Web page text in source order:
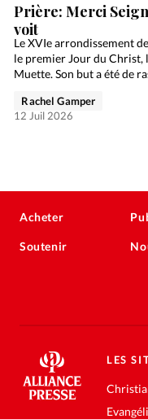
Prière: Merci
voit
Le XVIe arrondissement
le premier Jour du Christ,
Muette. Son but a été de
Rachel Gamper
12 Juil 2026
Acheter
Soutenir
LES